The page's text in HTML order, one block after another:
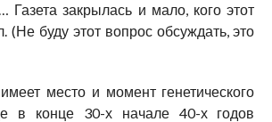
Газета закрылась и мало, кого этот
(Не буду этот вопрос обсуждать, это
место и момент генетического
в конце 30-х начале 40-х годов